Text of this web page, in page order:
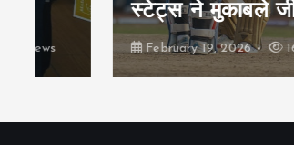
स्टेट्स ने मुकाबले जीते
February 19, 2026 160 views